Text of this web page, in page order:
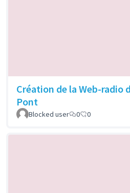
Création de la Web-radio
Pont
Blocked user 0 0